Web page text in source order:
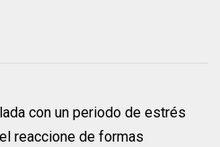
con un periodo de estrés
reaccione de formas